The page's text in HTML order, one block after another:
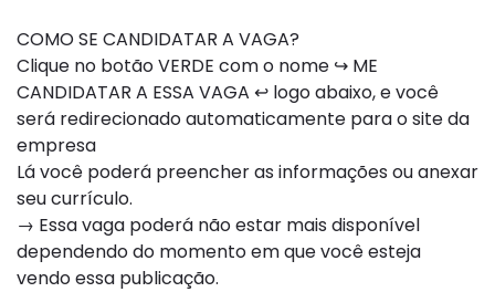
COMO SE CANDIDATAR A VAGA?
Clique no botão VERDE com o nome ↪ ME
CANDIDATAR A ESSA VAGA ↩ logo abaixo, e você
será redirecionado automaticamente para o site da
empresa
Lá você poderá preencher as informações ou anexar
seu currículo.
→ Essa vaga poderá não estar mais disponível
dependendo do momento em que você esteja
vendo essa publicação.